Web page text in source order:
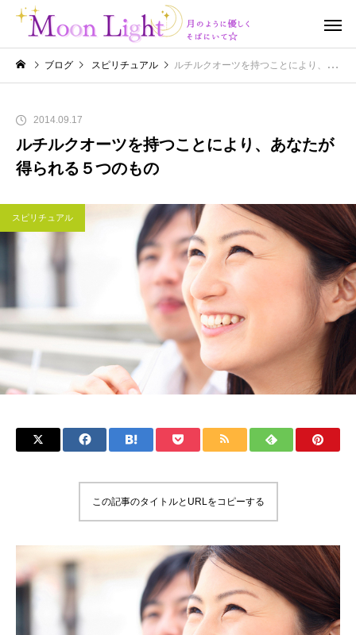
ブログ スピリチュアル ルチルクオーツを持つことにより、あなたが得られる５つのもの
2014.09.17
ルチルクオーツを持つことにより、あなたが
得られる５つのもの
スピリチュアル
この記事のタイトルとURLをコピーする